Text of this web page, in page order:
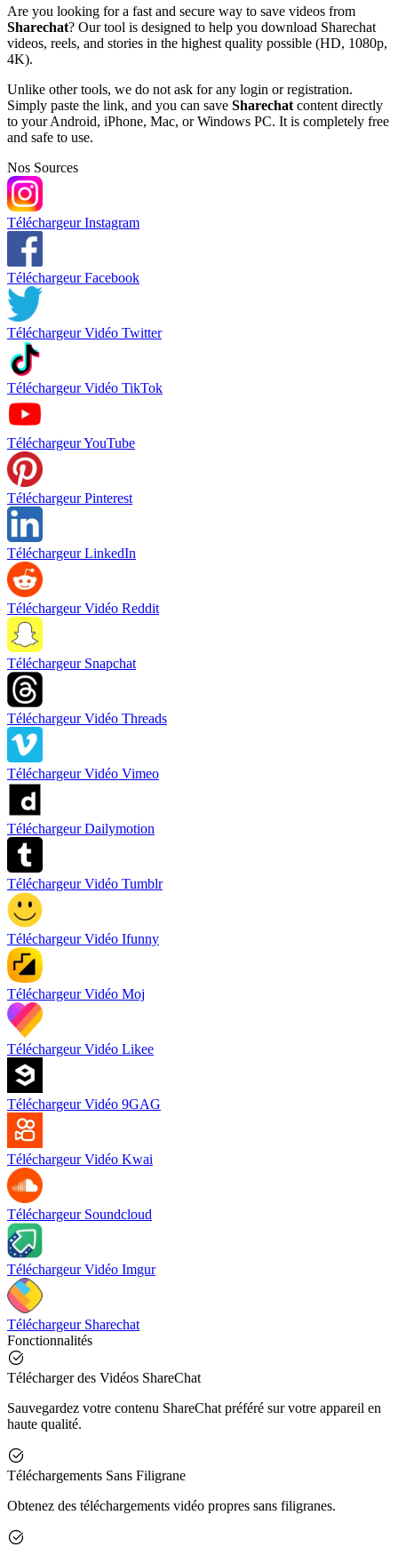
Are you looking for a fast and secure way to save videos from
Sharechat? Our tool is designed to help you download Sharechat
videos, reels, and stories in the highest quality possible (HD, 1080p,
4K).
Unlike other tools, we do not ask for any login or registration.
Simply paste the link, and you can save Sharechat content directly
to your Android, iPhone, Mac, or Windows PC. It is completely free
and safe to use.
Nos Sources
Téléchargeur Instagram
Téléchargeur Facebook
Téléchargeur Vidéo Twitter
Téléchargeur Vidéo TikTok
Téléchargeur YouTube
Téléchargeur Pinterest
Téléchargeur LinkedIn
Téléchargeur Vidéo Reddit
Téléchargeur Snapchat
Téléchargeur Vidéo Threads
Téléchargeur Vidéo Vimeo
Téléchargeur Dailymotion
Téléchargeur Vidéo Tumblr
Téléchargeur Vidéo Ifunny
Téléchargeur Vidéo Moj
Téléchargeur Vidéo Likee
Téléchargeur Vidéo 9GAG
Téléchargeur Vidéo Kwai
Téléchargeur Soundcloud
Téléchargeur Vidéo Imgur
Téléchargeur Sharechat
Fonctionnalités
Télécharger des Vidéos ShareChat
Sauvegardez votre contenu ShareChat préféré sur votre appareil en
haute qualité.
Téléchargements Sans Filigrane
Obtenez des téléchargements vidéo propres sans filigranes.